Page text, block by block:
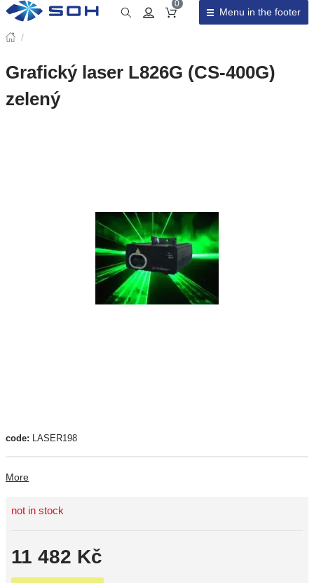
Cart total
0
Menu in the footer
/
Grafický laser L826G (CS-400G)
zelený
code: LASER198
More
not in stock
11 482 Kč